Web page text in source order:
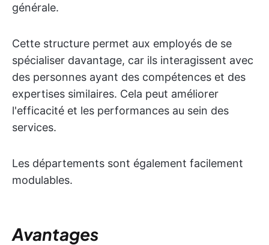
générale.
Cette structure permet aux employés de se
spécialiser davantage, car ils interagissent avec
des personnes ayant des compétences et des
expertises similaires. Cela peut améliorer
l'efficacité et les performances au sein des
services.
Les départements sont également facilement
modulables.
Avantages